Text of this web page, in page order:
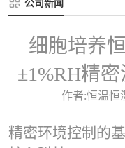
公司新闻
细胞培养
±1%RH精
作者:恒温恒
精密环境控制的